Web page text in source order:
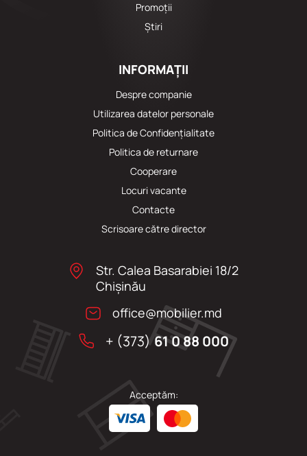
Promoții
Știri
INFORMAȚII
Despre companie
Utilizarea datelor personale
Politica de Confidențialitate
Politica de returnare
Cooperare
Locuri vacante
Сontacte
Scrisoare către director
Str. Calea Basarabiei 18/2
Chişinău
office@mobilier.md
+ (373)61 0 88 000
Acceptăm: